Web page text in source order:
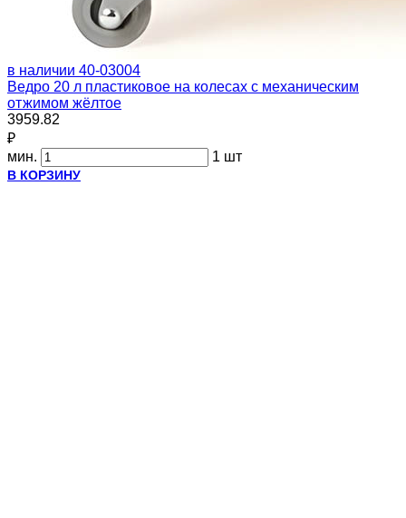
в наличии 40-03004
Ведро 20 л пластиковое на колесах с механическим
отжимом жёлтое
3959.82
₽
мин.
1 шт
В КОРЗИНУ